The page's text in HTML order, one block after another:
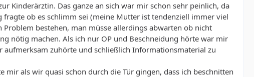
Kinderärztin. Das ganze an sich war mir schon sehr peinlich, da
ob es schlimm sei (meine Mutter ist tendenziell immer viel
bestehen, man müsse allerdings abwarten ob nicht
nötig machen. Als ich nur OP und Beschneidung hörte war mir
zuhörte und schließlich Informationsmaterial zu
als wir quasi schon durch die Tür gingen, dass ich beschnitten